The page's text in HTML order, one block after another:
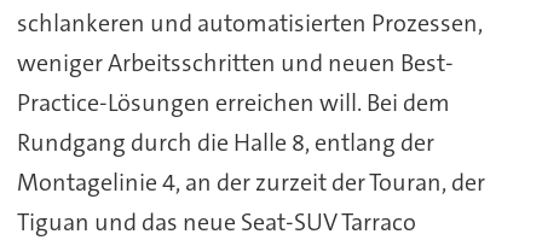
schlankeren und automatisierten Prozessen,
weniger Arbeitsschritten und neuen Best-
Practice-Lösungen erreichen will. Bei dem
Rundgang durch die Halle 8, entlang der
Montagelinie 4, an der zurzeit der Touran, der
Tiguan und das neue Seat-SUV Tarraco